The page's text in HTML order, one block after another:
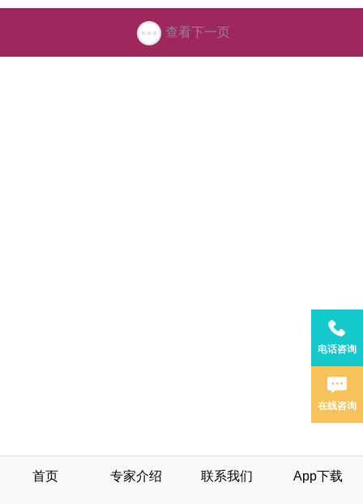
查看下一页
电话咨询
在线咨询
首页 专家介绍 联系我们 App下载